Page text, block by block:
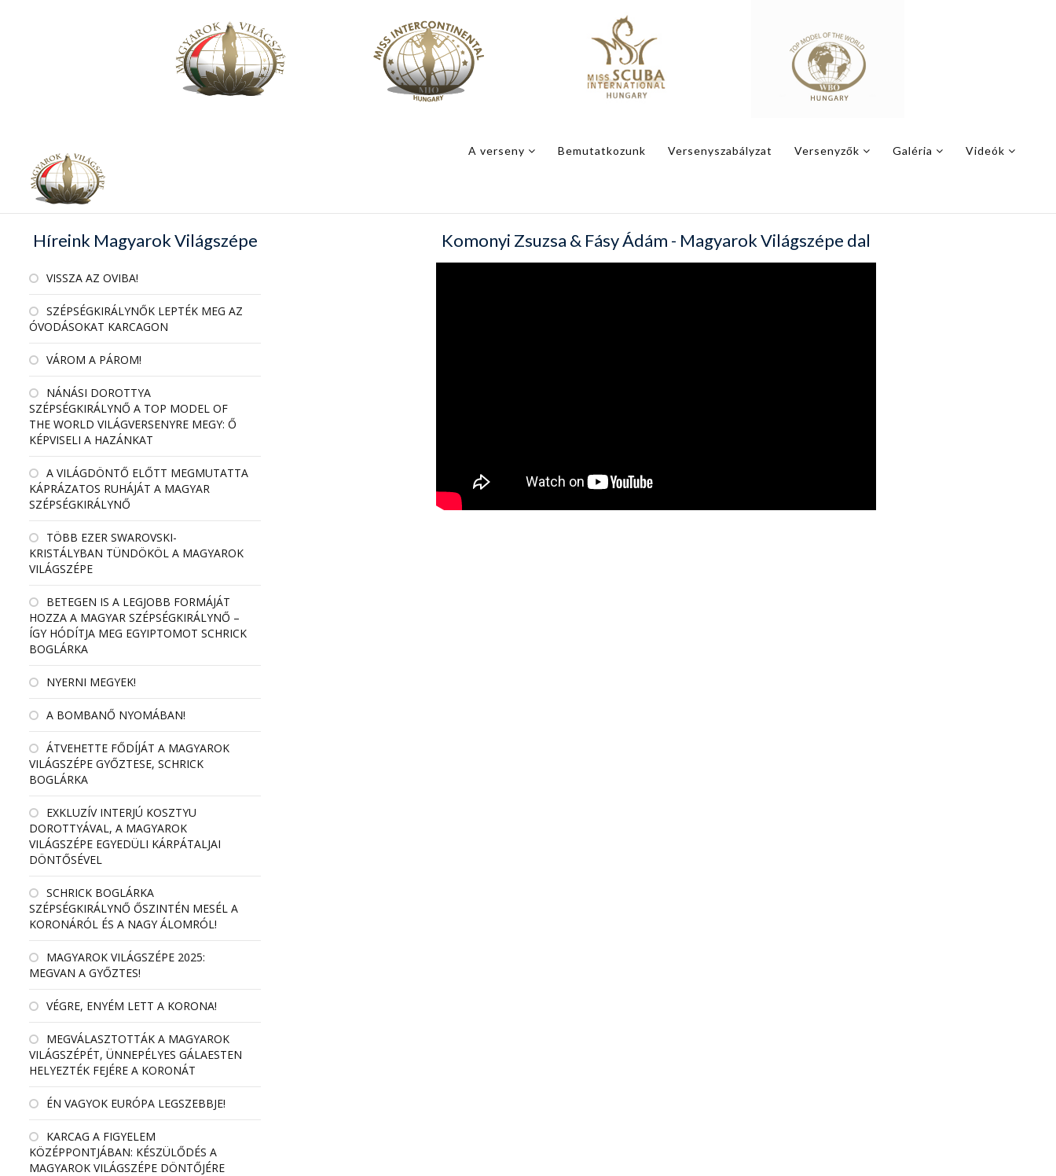
A verseny Bemutatkozunk Versenyszabályzat Versenyzők Galéria Videók
Híreink Magyarok Világszépe
VISSZA AZ OVIBA!
SZÉPSÉGKIRÁLYNŐK LEPTÉK MEG AZ
ÓVODÁSOKAT KARCAGON
VÁROM A PÁROM!
NÁNÁSI DOROTTYA
SZÉPSÉGKIRÁLYNŐ A TOP MODEL OF
THE WORLD VILÁGVERSENYRE MEGY: Ő
KÉPVISELI A HAZÁNKAT
A VILÁGDÖNTŐ ELŐTT MEGMUTATTA
KÁPRÁZATOS RUHÁJÁT A MAGYAR
SZÉPSÉGKIRÁLYNŐ
TÖBB EZER SWAROVSKI-
KRISTÁLYBAN TÜNDÖKÖL A MAGYAROK
VILÁGSZÉPE
BETEGEN IS A LEGJOBB FORMÁJÁT
HOZZA A MAGYAR SZÉPSÉGKIRÁLYNŐ –
ÍGY HÓDÍTJA MEG EGYIPTOMOT SCHRICK
BOGLÁRKA
NYERNI MEGYEK!
A BOMBANŐ NYOMÁBAN!
ÁTVEHETTE FŐDÍJÁT A MAGYAROK
VILÁGSZÉPE GYŐZTESE, SCHRICK
BOGLÁRKA
EXKLUZÍV INTERJÚ KOSZTYU
DOROTTYÁVAL, A MAGYAROK
VILÁGSZÉPE EGYEDÜLI KÁRPÁTALJAI
DÖNTŐSÉVEL
SCHRICK BOGLÁRKA
SZÉPSÉGKIRÁLYNŐ ŐSZINTÉN MESÉL A
KORONÁRÓL ÉS A NAGY ÁLOMRÓL!
MAGYAROK VILÁGSZÉPE 2025:
MEGVAN A GYŐZTES!
VÉGRE, ENYÉM LETT A KORONA!
MEGVÁLASZTOTTÁK A MAGYAROK
VILÁGSZÉPÉT, ÜNNEPÉLYES GÁLAESTEN
HELYEZTÉK FEJÉRE A KORONÁT
ÉN VAGYOK EURÓPA LEGSZEBBJE!
KARCAG A FIGYELEM
KÖZÉPPONTJÁBAN: KÉSZÜLŐDÉS A
MAGYAROK VILÁGSZÉPE DÖNTŐJÉRE
Komonyi Zsuzsa & Fásy Ádám - Magyarok Világszépe dal